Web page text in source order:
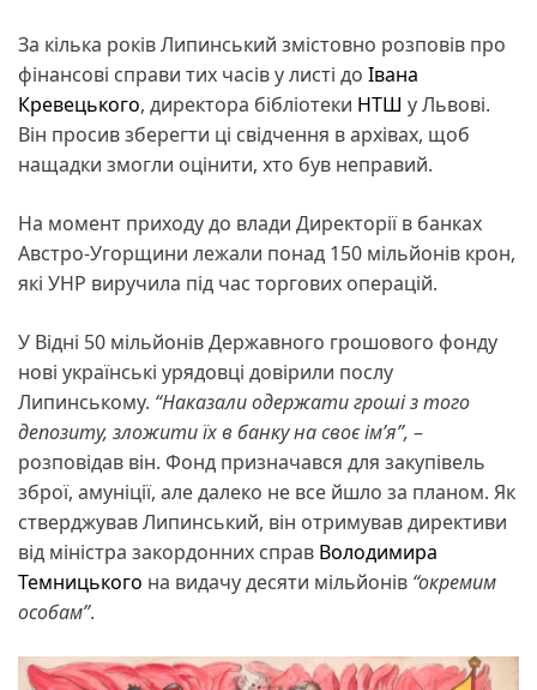
За кілька років Липинський змістовно розповів про
фінансові справи тих часів у листі до Івана
Кревецького, директора бібліотеки НТШ у Львові.
Він просив зберегти ці свідчення в архівах, щоб
нащадки змогли оцінити, хто був неправий.
На момент приходу до влади Директорії в банках
Австро-Угорщини лежали понад 150 мільйонів крон,
які УНР виручила під час торгових операцій.
У Відні 50 мільйонів Державного грошового фонду
нові українські урядовці довірили послу
Липинському. “Наказали одержати гроші з того
депозиту, зложити їх в банку на своє ім’я”, –
розповідав він. Фонд призначався для закупівель
зброї, амуніції, але далеко не все йшло за планом. Як
стверджував Липинський, він отримував директиви
від міністра закордонних справ Володимира
Темницького на видачу десяти мільйонів “окремим
особам”.